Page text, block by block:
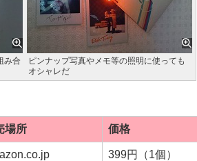
み合
ピンナップ写真やメモ等の照明に使っても
オシャレだ
場所 価格
399円（1個）